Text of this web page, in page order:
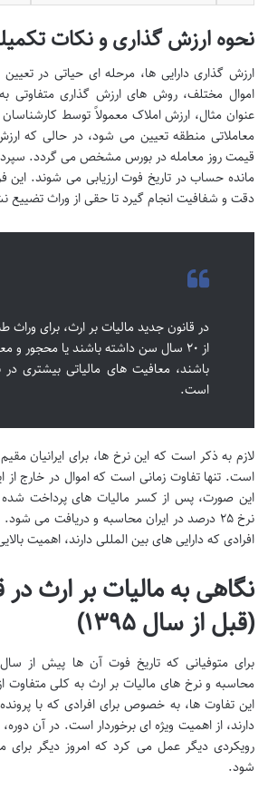
نحوه ارزش گذاری و نکات
ارزش گذاری دارایی ها، مرحله ای حیاتی در
اموال مختلف، روش های ارزش گذاری متفاوتی
عنوان مثال، ارزش املاک معمولاً توسط
معاملاتی منطقه تعیین می شود، در حالی که
قیمت روز معامله در بورس مشخص می گردد.
مانده حساب در تاریخ فوت ارزیابی می شوند. این
دقت و شفافیت انجام گیرد تا حقی از وراث تضییع
در قانون جدید مالیات بر ارث، برای وراث
از ۲۰ سال سن داشته باشند یا محجور و
باشند، معافیت های مالیاتی بیشتری
است.
لازم به ذکر است که این نرخ ها، برای ایرانیان
است. تنها تفاوت زمانی است که اموال در خارج از
این صورت، پس از کسر مالیات های پرداخت شده
نرخ ۲۵ درصد در ایران محاسبه و دریافت می
افرادی که دارایی های بین المللی دارند، اهمیت
نگاهی به مالیات بر ارث در
(قبل از سال ۱۳۹۵)
محاسبه و نرخ های مالیات بر ارث به کلی
این تفاوت ها، به خصوص برای افرادی که با
دارند، از اهمیت ویژه ای برخوردار است. در آن
رویکردی دیگر عمل می کرد که امروز دیگر برای
شود.